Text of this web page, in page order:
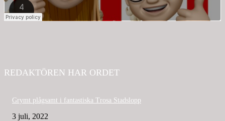
REDAKTÖREN HAR ORDET
Grymt plågsamt i fantastiska Trosa Stadslopp
3 juli, 2022